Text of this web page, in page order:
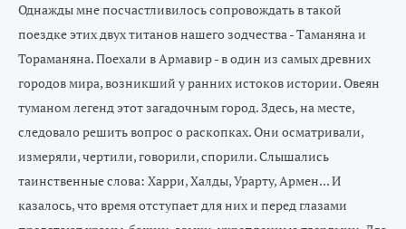
Однажды мне посчастливилось сопровождать в такой
поездке этих двух титанов нашего зодчества - Таманяна и
Тораманяна. Поехали в Армавир - в один из самых древних
городов мира, возникший у ранних истоков истории. Овеян
туманом легенд этот загадочным город. Здесь, на месте,
следовало решить вопрос о раскопках. Они осматривали,
измеряли, чертили, говорили, спорили. Слышались
таинственные слова: Харри, Халды, Урарту, Армен... И
казалось, что время отступает для них и перед глазами